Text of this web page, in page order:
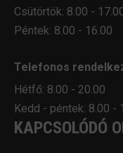
Csütörtök: 8.00 -
Péntek: 8.00 - 16.00
Telefonos
Hétfő: 8.00 - 20.00
Kedd - péntek: 8.00 -
KAPCSOLÓDÓ